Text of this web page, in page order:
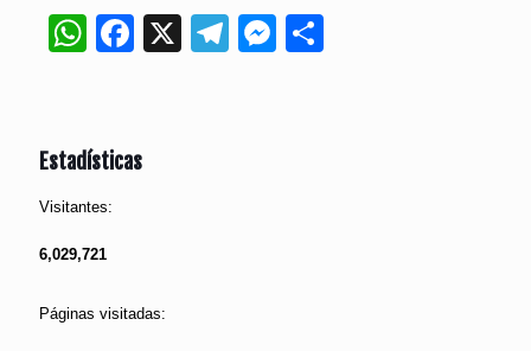
WhatsApp
Facebook
X Telegram
Messenger
Estadísticas
Visitantes:
6,029,721
Páginas visitadas: